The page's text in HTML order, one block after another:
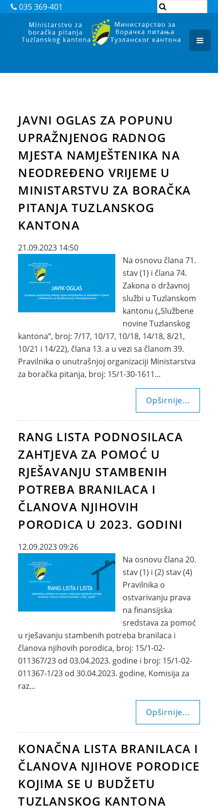
035 369-401
JAVNI OGLAS ZA POPUNU
UPRAŽNJENOG RADNOG
MJESTA NAMJEŠTENIKA NA
NEODREĐENO VRIJEME U
MINISTARSTVU ZA BORAČKA
PITANJA TUZLANSKOG
KANTONA
21.09.2023 14:50
Na osnovu člana 71.
stav (1) i člana 74.
Zakona o državnoj
službi u Tuzlanskom
kantonu („Službene
novine Tuzlanskog
kantona“, broj: 7/17, 10/17, 10/18, 14/18, 8/21,
10/21 i 14/22), člana 13. a u vezi sa članom 39.
Pravilnika o unutrašnjoj organizaciji Ministarstva
za boračka pitanja, broj: 15/1-30-1611...
Opširnije...
RANG LISTA PODNOSILACA
ZAHTJEVA ZA POMOĆ U
RJEŠAVANJU STAMBENIH
POTREBA BRANILACA I
ČLANOVA NJIHOVIH
PORODICA U 2023. GODINI
12.09.2023 09:26
Na osnovu člana 20.
stav (1) i (2) stav (4)
Pravilnika o
ostvarivanju prava
na finansijska
sredstava za pomoć
u rješavanju stambenih potreba branilaca i
članova njihovih porodica, broj: 15/1-02-
011367/23 od 03.04.2023. godine i broj: 15/1-02-
011367-1/23 od 30.04.2023. godine, Komisija za
raz...
Opširnije...
KONAČNA LISTA BRANILACA I
ČLANOVA NJIHOVE PORODICE
KOJIMA SE U BUDŽETU
TUZLANSKOG KANTONA
ZAKONI
PODZAKONSKI AKTI
JAVNE NABAVKE
KONTAKT